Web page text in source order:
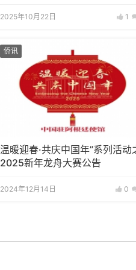
2025年10月22日 1
侨讯
温暖迎春·共庆中国年”系列活动
2025新年龙舟大赛公告
2024年12月14日 0